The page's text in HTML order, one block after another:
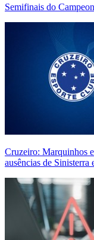
Semifinais do
Cruzeiro: Marquinhos
ausências de Sinisterra